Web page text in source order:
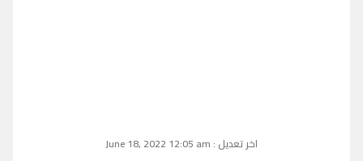
اخر تعديل : June 18, 2022 12:05 am